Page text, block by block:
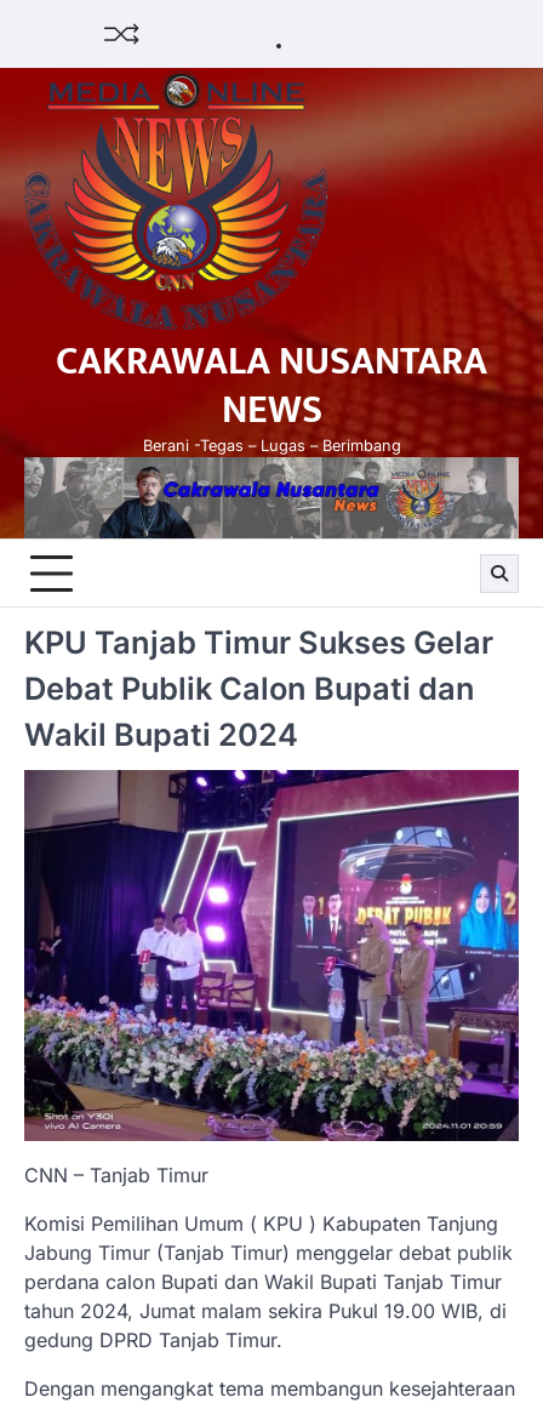
content
CAKRAWALA NUSANTARA
NEWS
Berani -Tegas – Lugas – Berimbang
KPU Tanjab Timur Sukses Gelar
Debat Publik Calon Bupati dan
Wakil Bupati 2024
CNN – Tanjab Timur
Komisi Pemilihan Umum ( KPU ) Kabupaten Tanjung
Jabung Timur (Tanjab Timur) menggelar debat publik
perdana calon Bupati dan Wakil Bupati Tanjab Timur
tahun 2024, Jumat malam sekira Pukul 19.00 WIB, di
gedung DPRD Tanjab Timur.
Dengan mengangkat tema membangun kesejahteraan